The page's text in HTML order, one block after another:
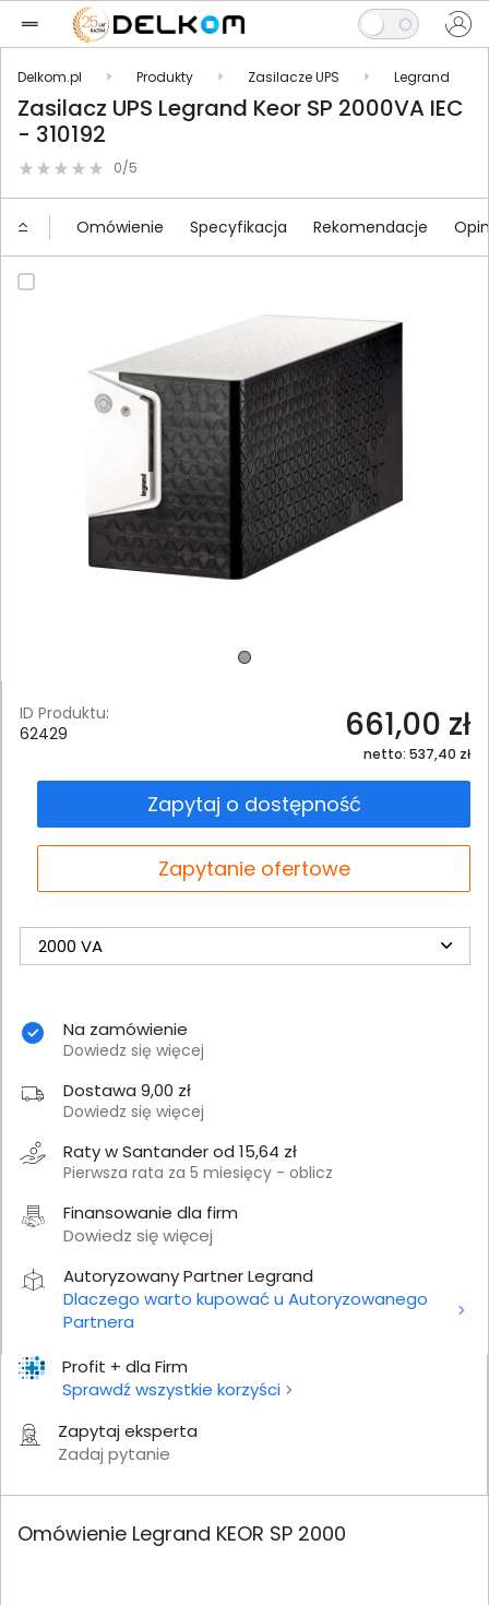
Delkom.pl Produkty Zasilacze UPS Legrand
Zasilacz UPS Legrand Keor SP 2000VA IEC
- 310192
0/5
Omówienie Specyfikacja Rekomendacje
Profit + dla Firm
Sprawdź wszystkie korzyści
Zapytaj eksperta
Zadaj pytanie
ID Produktu:
62429
661,00 zł
netto: 537,40 zł
Zapytaj o dostępność
Zapytanie ofertowe
2000 VA
Na zamówienie
Dowiedz się więcej
Dostawa 9,00 zł
Dowiedz się więcej
Raty w Santander od 15,64 zł
Pierwsza rata za 5 miesięcy - oblicz
Finansowanie dla firm
Dowiedz się więcej
Autoryzowany Partner Legrand
Dlaczego warto kupować u Autoryzowanego
Partnera
Omówienie Legrand KEOR SP 2000